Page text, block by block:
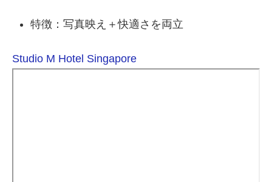
特徴：写真映え＋快適さを両立
Studio M Hotel Singapore